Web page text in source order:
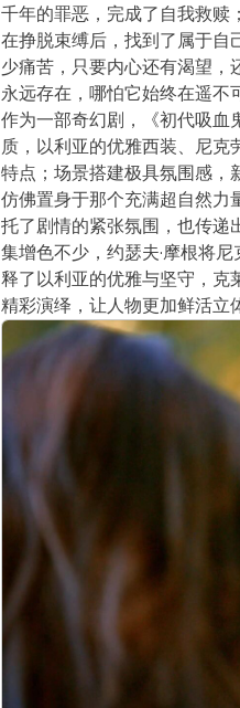
千年的罪恶，完成了自我救赎
在挣脱束缚后，找到了属于自
少痛苦，只要内心还有渴望，
永远存在，哪怕它始终在遥不
作为一部奇幻剧，《初代吸血
质，以利亚的优雅西装、尼
特点；场景搭建极具氛围感，
仿佛置身于那个充满超自然力
托了剧情的紧张氛围，也传递
集增色不少，约瑟夫·摩根将
释了以利亚的优雅与坚守，克
精彩演绎，让人物更加鲜活立